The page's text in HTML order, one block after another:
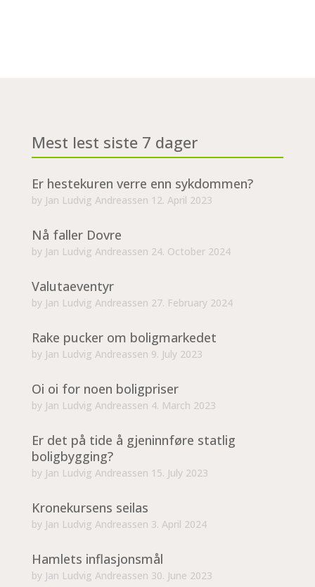
Mest lest siste 7 dager
Er hestekuren verre enn sykdommen?
by Jan Ludvig Andreassen 12. April 2023
Nå faller Dovre
by Jan Ludvig Andreassen 24. October 2024
Valutaeventyr
by Jan Ludvig Andreassen 27. February 2024
Rake pucker om boligmarkedet
by Jan Ludvig Andreassen 9. July 2023
Oi oi for noen boligpriser
by Jan Ludvig Andreassen 4. March 2023
Er det på tide å gjeninnføre statlig
boligbygging?
by Jan Ludvig Andreassen 15. July 2023
Kronekursens seilas
by Jan Ludvig Andreassen 3. April 2024
Hamlets inflasjonsmål
by Jan Ludvig Andreassen 30. June 2023